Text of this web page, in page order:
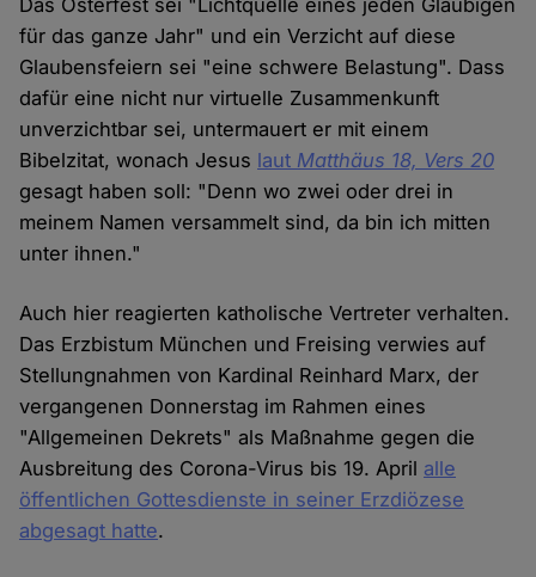
Das Osterfest sei "Lichtquelle eines jeden Gläubigen
für das ganze Jahr" und ein Verzicht auf diese
Glaubensfeiern sei "eine schwere Belastung". Dass
dafür eine nicht nur virtuelle Zusammenkunft
unverzichtbar sei, untermauert er mit einem
Bibelzitat, wonach Jesus laut Matthäus 18, Vers 20
gesagt haben soll: "Denn wo zwei oder drei in
meinem Namen versammelt sind, da bin ich mitten
unter ihnen."
Auch hier reagierten katholische Vertreter verhalten.
Das Erzbistum München und Freising verwies auf
Stellungnahmen von Kardinal Reinhard Marx, der
vergangenen Donnerstag im Rahmen eines
"Allgemeinen Dekrets" als Maßnahme gegen die
Ausbreitung des Corona-Virus bis 19. April alle
öffentlichen Gottesdienste in seiner Erzdiözese
abgesagt hatte.